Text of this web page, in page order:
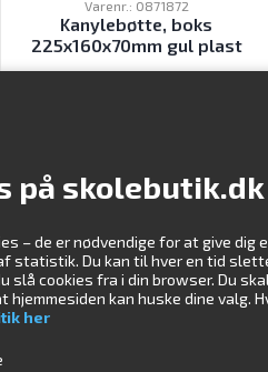
på skolebutik.dk
– de er nødvendige for at give
statistik. Du kan til hver en tid
slå cookies fra i din browser. Du
kan huske dine valg.
her
Varenr.: 0871872
Kanylebøtte, boks
225x160x70mm gul plast
09:00-16:00